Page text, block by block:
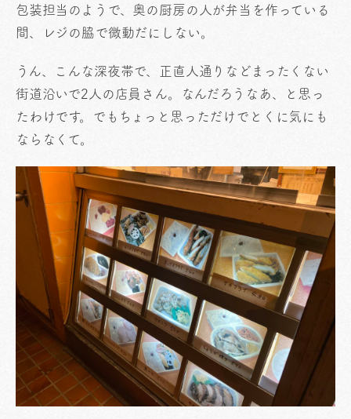
包装担当のようで、奥の厨房の人が弁当を作っている
間、レジの脇で微動だにしない。
うん、こんな深夜帯で、正直人通りなどまったくない
街道沿いで2人の店員さん。なんだろうなあ、と思っ
たわけです。でもちょっと思っただけでとくに気にも
ならなくて。